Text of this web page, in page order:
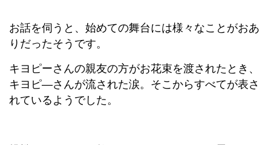
お話を伺うと、始めての舞台には様々なことがおあ
りだったそうです。
キヨピーさんの親友の方がお花束を渡されたとき、
キヨピ―さんが流された涙。そこからすべてが表さ
れているようでした。